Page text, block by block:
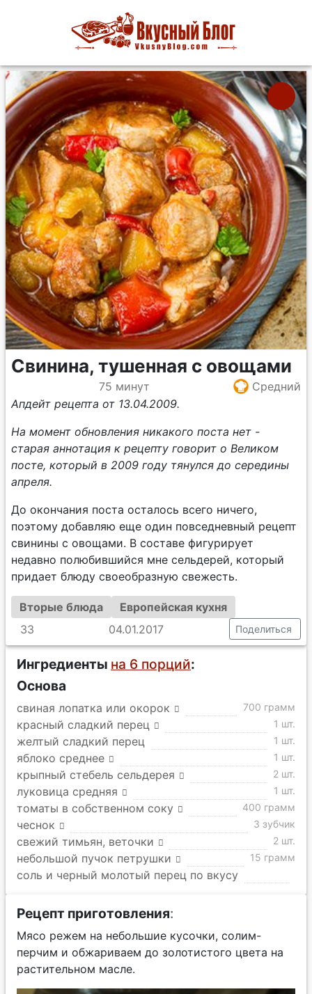
Свинина, тушенная с овощами
75 минут
Средний
Апдейт рецепта от 13.04.2009.
На момент обновления никакого поста нет -
старая аннотация к рецепту говорит о Великом
посте, который в 2009 году тянулся до середины
апреля.
До окончания поста осталось всего ничего,
поэтому добавляю еще один повседневный рецепт
свинины с овощами. В составе фигурирует
недавно полюбившийся мне сельдерей, который
придает блюду своеобразную свежесть.
Вторые блюда
Европейская кухня
33
04.01.2017 Поделиться
Ингредиенты на 6 порций:
Основа
свиная лопатка или окорок 700 грамм
красный сладкий перец 1 шт.
желтый сладкий перец 1 шт.
яблоко среднее 1 шт.
крыпный стебель сельдерея 2 шт.
луковица средняя 1 шт.
томаты в собственном соку 400 грамм
чеснок 3 зубчик
свежий тимьян, веточки 2 шт.
небольшой пучок петрушки 15 грамм
соль и черный молотый перец по вкусу
Рецепт приготовления:
Мясо режем на небольшие кусочки, солим-
перчим и обжариваем до золотистого цвета на
растительном масле.